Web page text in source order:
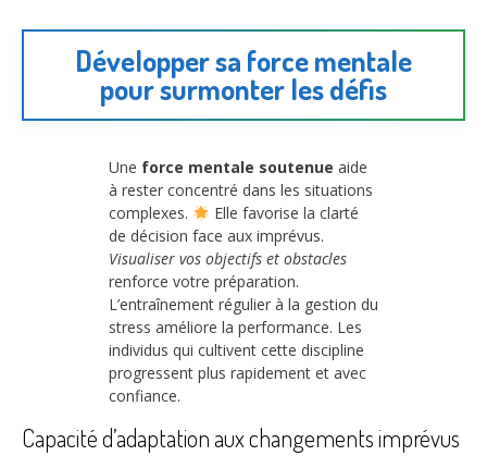
Développer sa force mentale
pour surmonter les défis
Une force mentale soutenue aide
à rester concentré dans les situations
complexes.
Elle favorise la clarté
de décision face aux imprévus.
Visualiser vos objectifs et obstacles
renforce votre préparation.
L’entraînement régulier à la gestion du
stress améliore la performance. Les
individus qui cultivent cette discipline
progressent plus rapidement et avec
confiance.
Capacité d’adaptation aux changements imprévus